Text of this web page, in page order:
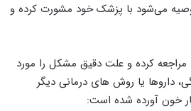
می‌شود با پزشک خود مشورت کرده و
کرده و علت دقیق مشکل را مورد
داروها یا روش های درمانی دیگر
خون آورده شده است: